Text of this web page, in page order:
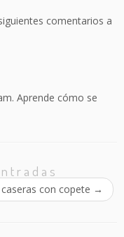
comentarios a
Aprende cómo se
con copete →